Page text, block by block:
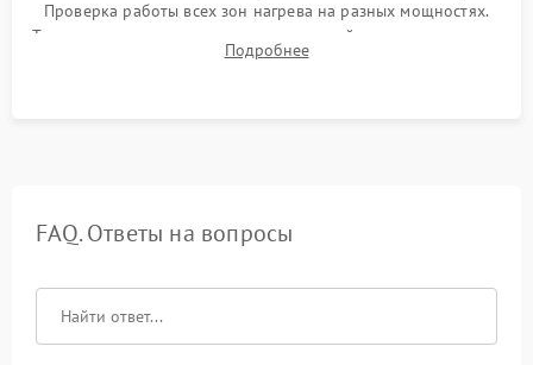
Проверка работы всех зон нагрева на разных мощностях.
Тестирование сенсорного управления, таймера, индикаторов
остаточного тепла и систем защиты от перегрева.
Подробнее
FAQ. Ответы на вопросы